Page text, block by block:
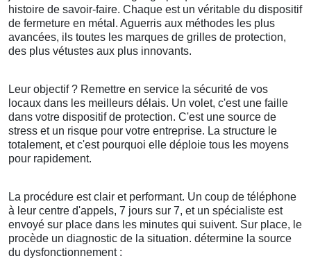
histoire de savoir-faire. Chaque est un véritable du dispositif
de fermeture en métal. Aguerris aux méthodes les plus
avancées, ils toutes les marques de grilles de protection,
des plus vétustes aux plus innovants.
Leur objectif ? Remettre en service la sécurité de vos
locaux dans les meilleurs délais. Un volet, c'est une faille
dans votre dispositif de protection. C'est une source de
stress et un risque pour votre entreprise. La structure le
totalement, et c'est pourquoi elle déploie tous les moyens
pour rapidement.
La procédure est clair et performant. Un coup de téléphone
à leur centre d'appels, 7 jours sur 7, et un spécialiste est
envoyé sur place dans les minutes qui suivent. Sur place, le
procède un diagnostic de la situation. détermine la source
du dysfonctionnement :